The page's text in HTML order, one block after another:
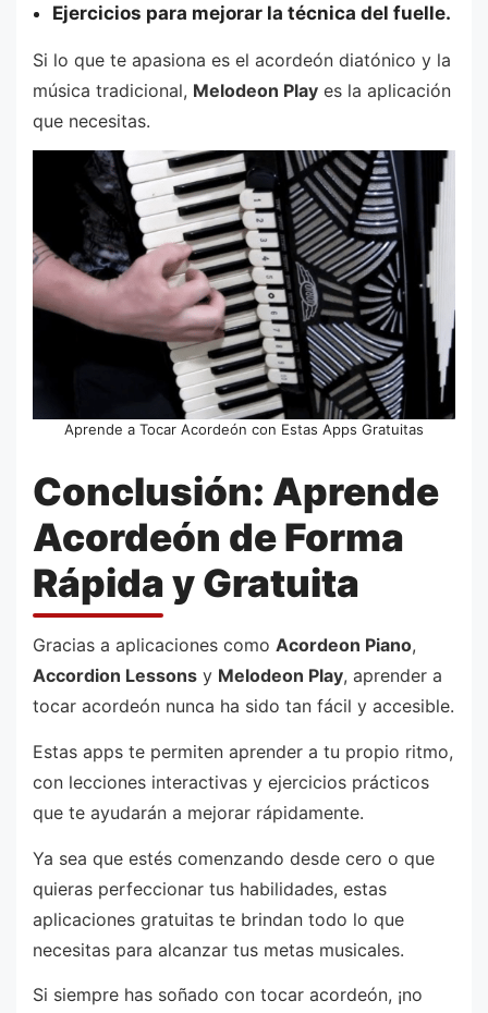
Ejercicios para mejorar la técnica del fuelle.
Si lo que te apasiona es el acordeón diatónico y la
música tradicional, Melodeon Play es la aplicación
que necesitas.
Aprende a Tocar Acordeón con Estas Apps Gratuitas
Conclusión: Aprende
Acordeón de Forma
Rápida y Gratuita
Gracias a aplicaciones como Acordeon Piano,
Accordion Lessons y Melodeon Play, aprender a
tocar acordeón nunca ha sido tan fácil y accesible.
Estas apps te permiten aprender a tu propio ritmo,
con lecciones interactivas y ejercicios prácticos
que te ayudarán a mejorar rápidamente.
Ya sea que estés comenzando desde cero o que
quieras perfeccionar tus habilidades, estas
aplicaciones gratuitas te brindan todo lo que
necesitas para alcanzar tus metas musicales.
Si siempre has soñado con tocar acordeón, ¡no